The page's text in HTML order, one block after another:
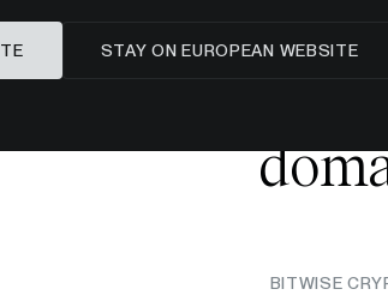
I maggiori
BITWISE
STAY ON EUROPEAN WEBSITE